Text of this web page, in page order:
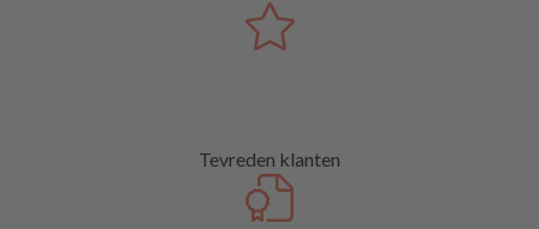
Tevreden klanten